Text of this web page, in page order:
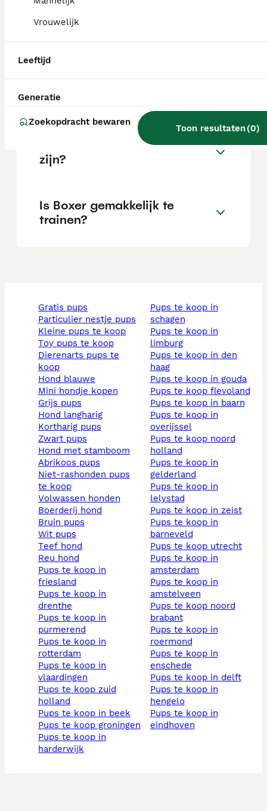
Vrouwelijk
Leeftijd
Generatie
Zoekopdracht bewaren
Toon resultaten(0)
Boxer?
Hoeveel jaar leeft een Boxer?
Kan een Boxer alleen thuis
zijn?
Is Boxer gemakkelijk te
trainen?
gratis pups
particulier nestje pups
kleine pups te koop
toy pups te koop
dierenarts pups te
koop
hond blauwe
mini hondje kopen
grijs pups
hond langharig
kortharig pups
zwart pups
hond met stamboom
abrikoos pups
niet-rashonden pups
te koop
volwassen honden
boerderij hond
bruin pups
wit pups
teef hond
reu hond
pups te koop in
friesland
pups te koop in
drenthe
pups te koop in
purmerend
pups te koop in
rotterdam
pups te koop in
vlaardingen
pups te koop zuid
holland
pups te koop in beek
pups te koop groningen
pups te koop in
harderwijk
pups te koop in
schagen
pups te koop in
limburg
pups te koop in den
haag
pups te koop in gouda
pups te koop flevoland
pups te koop in baarn
pups te koop in
overijssel
pups te koop noord
holland
pups te koop in
gelderland
pups te koop in
lelystad
pups te koop in zeist
pups te koop in
barneveld
pups te koop utrecht
pups te koop in
amsterdam
pups te koop in
amstelveen
pups te koop noord
brabant
pups te koop in
roermond
pups te koop in
enschede
pups te koop in delft
pups te koop in
hengelo
pups te koop in
eindhoven